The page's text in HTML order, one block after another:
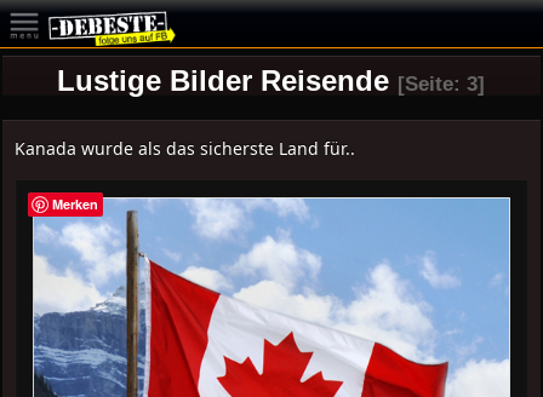
Lustige Bilder Reisende [Seite: 3]
Kanada wurde als das sicherste Land für..
Merken